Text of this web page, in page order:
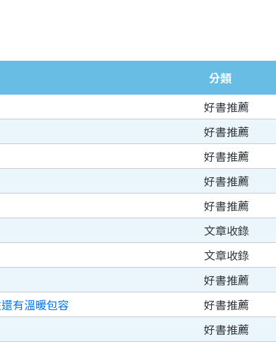
分類
好書推薦
好書推薦
好書推薦
好書推薦
好書推薦
文章收錄
文章收錄
好書推薦
有溫暖包容 好書推薦
好書推薦